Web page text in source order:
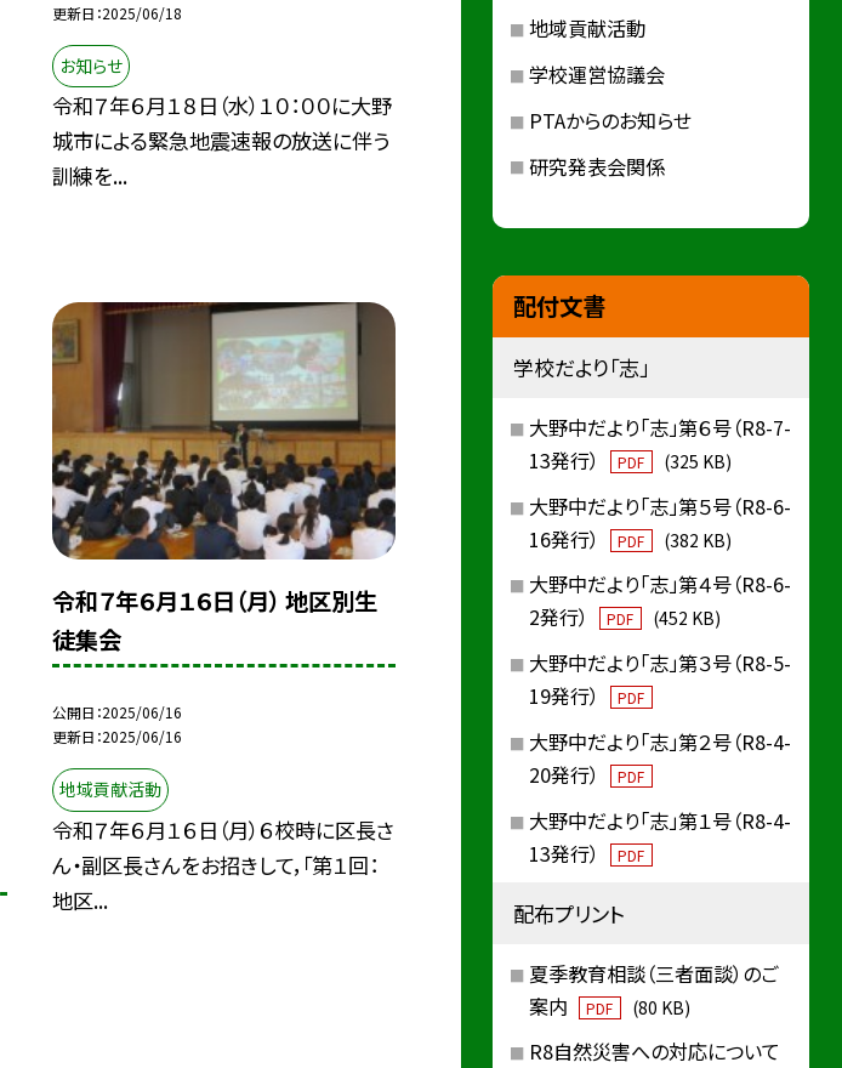
更新日 2025/06/18
お知らせ
令和７年６月１８日（水）１０：００に大野
城市による緊急地震速報の放送に伴う
訓練を...
令和７年６月１６日（月） 地区別生
徒集会
公開日 2025/06/16
更新日 2025/06/16
地域貢献活動
令和７年６月１６日（月）６校時に区長さ
ん・副区長さんをお招きして，「第１回：
地区...
地域貢献活動
学校運営協議会
PTAからのお知らせ
研究発表会関係
配付文書
学校だより「志」
大野中だより「志」第６号（R8-7-
13発行）
PDF (325 KB)
大野中だより「志」第５号（R8-6-
16発行）
PDF (382 KB)
大野中だより「志」第４号（R8-6-
2発行）
PDF (452 KB)
大野中だより「志」第３号（R8-5-
19発行）
PDF
大野中だより「志」第２号（R8-4-
20発行）
PDF
大野中だより「志」第１号（R8-4-
13発行）
PDF
配布プリント
夏季教育相談（三者面談）のご
案内
PDF (80 KB)
R8自然災害への対応について